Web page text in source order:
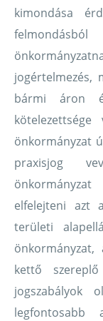
kimondása
jogértelmezés,
bármi áron
önkormányzat
praxisjog
elfelejteni azt
területi
kettő
jogszabályok
legfontosabb